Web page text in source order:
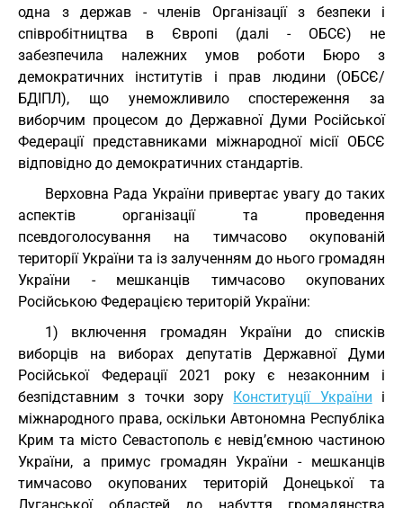
одна з держав - членів Організації з безпеки і
співробітництва в Європі (далі - ОБСЄ) не
забезпечила належних умов роботи Бюро з
демократичних інститутів і прав людини (ОБСЄ/
БДІПЛ), що унеможливило спостереження за
виборчим процесом до Державної Думи Російської
Федерації представниками міжнародної місії ОБСЄ
відповідно до демократичних стандартів.
Верховна Рада України привертає увагу до таких
аспектів організації та проведення
псевдоголосування на тимчасово окупованій
території України та із залученням до нього громадян
України - мешканців тимчасово окупованих
Російською Федерацією територій України:
1) включення громадян України до списків
виборців на виборах депутатів Державної Думи
Російської Федерації 2021 року є незаконним і
безпідставним з точки зору Конституції України і
міжнародного права, оскільки Автономна Республіка
Крим та місто Севастополь є невід’ємною частиною
України, а примус громадян України - мешканців
тимчасово окупованих територій Донецької та